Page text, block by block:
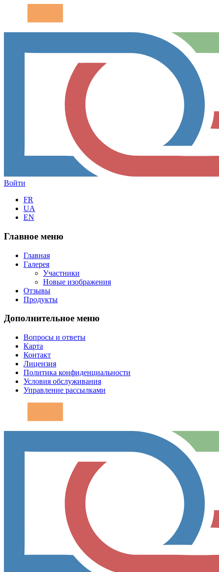
Войти
FR
UA
EN
Главное меню
Главная
Галерея
Участники
Новые изображения
Отзывы
Продукты
Дополнительное меню
Вопросы и ответы
Карта
Контакт
Лицензия
Политика конфиденциальности
Условия обслуживания
Управление рассылками